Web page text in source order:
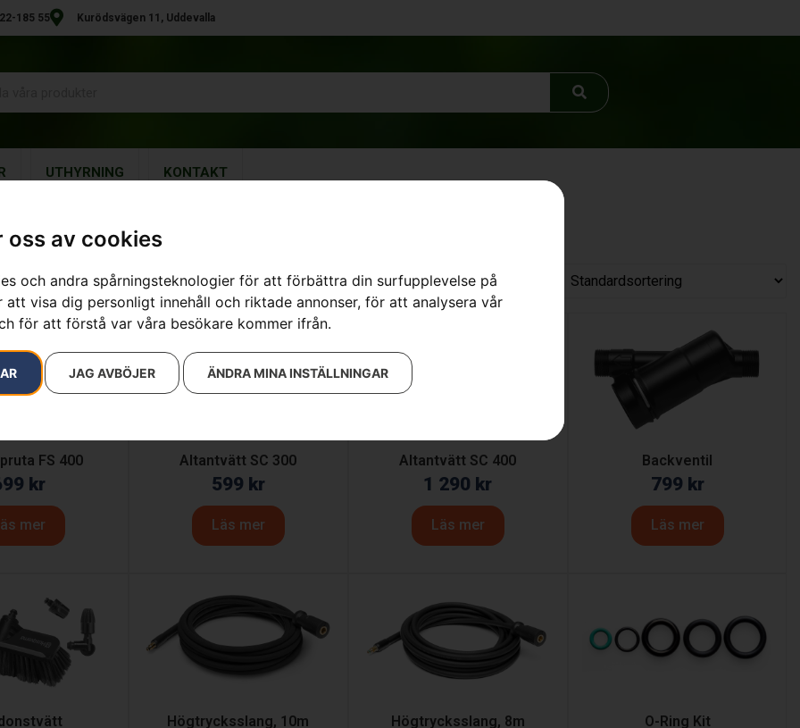
oss av cookies
och andra spårningsteknologier för att förbättra din surfupplevelse på
visa dig personligt innehåll och riktade annonser, för att analysera vår
för att förstå var våra besökare kommer ifrån.
JAG AVBÖJER ÄNDRA MINA INSTÄLLNINGAR
185 55 Kurödsvägen 11, Uddevalla
UTHYRNING KONTAKT
resultat
FS 400
kr
mer
Altantvätt SC 300
599 kr
Läs mer
Altantvätt SC 400
1 290 kr
Läs mer
Backventil
799 kr
Läs mer
Högtrycksslang, 10m Högtrycksslang, 8m O-Ring Kit